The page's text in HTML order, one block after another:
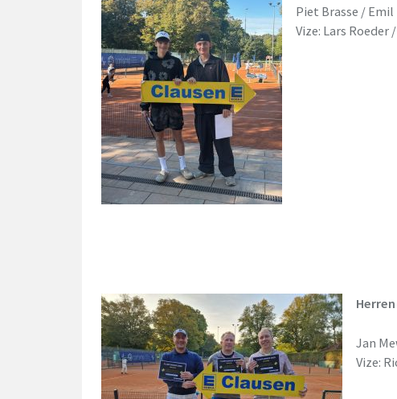
Piet Brasse / Emil
Vize: Lars
Herren
Jan
Vize: